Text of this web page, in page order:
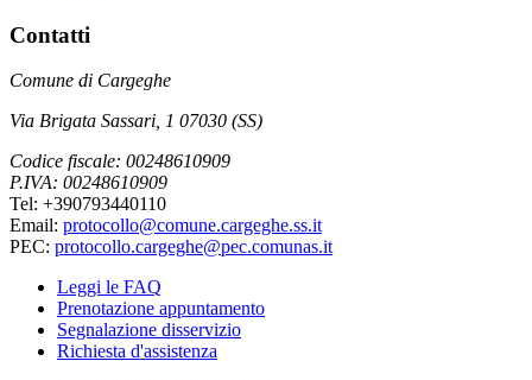
Contatti
Comune di Cargeghe
Via Brigata Sassari, 1 07030 (SS)
Codice fiscale: 00248610909
P.IVA: 00248610909
Tel: +390793440110
Email: protocollo@comune.cargeghe.ss.it
PEC: protocollo.cargeghe@pec.comunas.it
Leggi le FAQ
Prenotazione appuntamento
Segnalazione disservizio
Richiesta d'assistenza